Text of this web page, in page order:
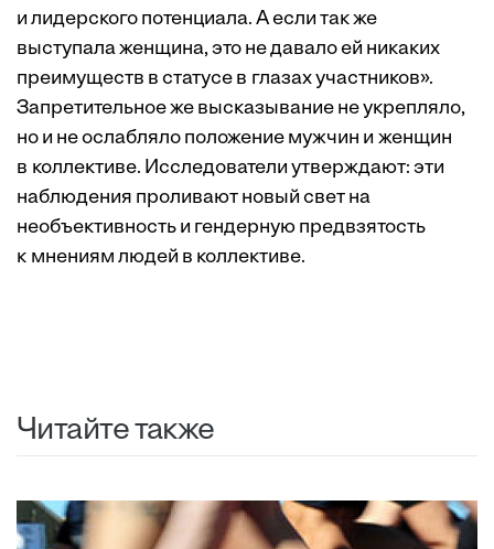
и лидерского потенциала. А если так же
выступала женщина, это не давало ей никаких
преимуществ в статусе в глазах участников».
Запретительное же высказывание не укрепляло,
но и не ослабляло положение мужчин и женщин
в коллективе. Исследователи утверждают: эти
наблюдения проливают новый свет на
необъективность и гендерную предвзятость
к мнениям людей в коллективе.
Читайте также